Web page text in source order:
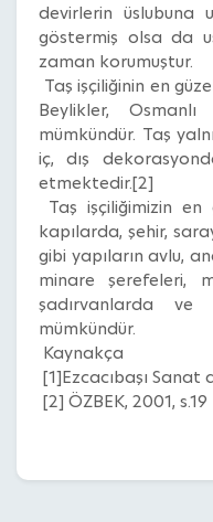
devirlerin üslubuna
göstermiş olsa da
zaman korumuştur.
Taş işçiliğinin en
Beylikler,
mümkündür. Taş
iç, dış
etmektedir.[2]
Taş işçiliğimizin
kapılarda, şehir,
gibi yapıların avlu,
minare şerefeleri,
şadırvanlarda ve
mümkündür.
Kaynakça
[1]Ezcacıbaşı Sanat
[2] ÖZBEK, 2001, s.19